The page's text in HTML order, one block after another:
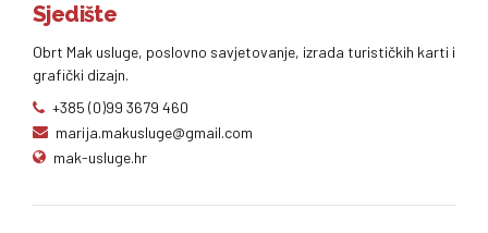
Sjedište
Obrt Mak usluge, poslovno savjetovanje, izrada turističkih karti i
grafički dizajn.
+385 (0)99 3679 460
marija.makusluge@gmail.com
mak-usluge.hr